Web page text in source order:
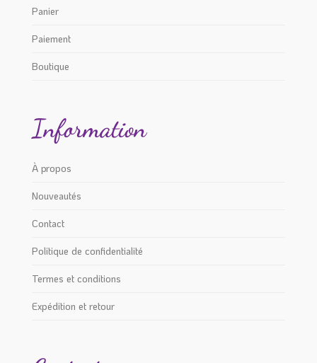
Panier
Paiement
Boutique
Information
À propos
Nouveautés
Contact
Politique de confidentialité
Termes et conditions
Expédition et retour